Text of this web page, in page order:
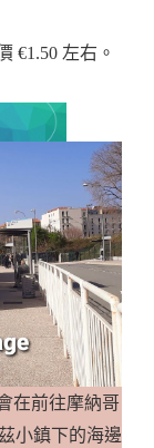
€1.50 左右。
在前往摩納哥
小鎮下的海邊